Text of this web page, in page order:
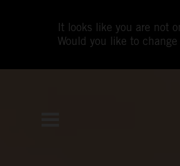
It looks like you are not
Would you like to